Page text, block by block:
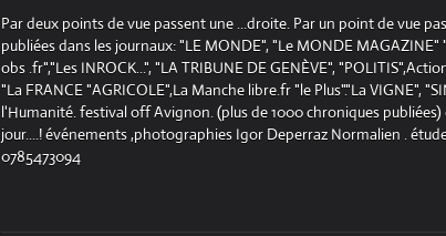
Par deux points de vue passent une ...droite. Par un point de vue
publiées dans les journaux: "LE MONDE", "Le MONDE
obs .fr","Les INROCK...", "LA TRIBUNE DE GENÈVE",
"La FRANCE "AGRICOLE",La Manche libre.fr "le Plus"."La
l'Humanité. festival off Avignon. (plus de 1000 chroniques
jour....! événements ,photographies Igor Deperraz Normalien .
0785473094